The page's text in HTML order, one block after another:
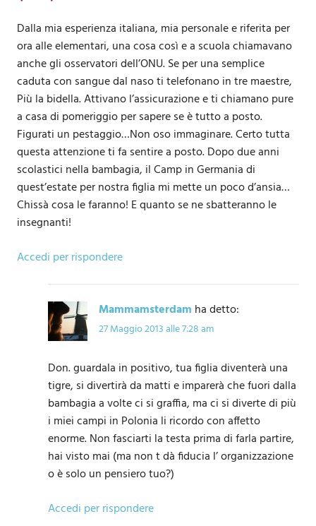
Dalla mia esperienza italiana, mia personale e riferita per
ora alle elementari, una cosa così e a scuola chiamavano
anche gli osservatori dell’ONU. Se per una semplice
caduta con sangue dal naso ti telefonano in tre maestre,
Più la bidella. Attivano l’assicurazione e ti chiamano pure
a casa di pomeriggio per sapere se è tutto a posto.
Figurati un pestaggio…Non oso immaginare. Certo tutta
questa attenzione ti fa sentire a posto. Dopo due anni
scolastici nella bambagia, il Camp in Germania di
quest’estate per nostra figlia mi mette un poco d’ansia…
Chissà cosa le faranno! E quanto se ne sbatteranno le
insegnanti!
Accedi per rispondere
Mammamsterdam ha detto:
27 Maggio 2013 alle 7:28 am
Don. guardala in positivo, tua figlia diventerà una
tigre, si divertirà da matti e imparerà che fuori dalla
bambagia a volte ci si graffia, ma ci si diverte di più
i miei campi in Polonia li ricordo con affetto
enorme. Non fasciarti la testa prima di farla partire,
hai visto mai (ma non t dà fiducia l’ organizzazione
o è solo un pensiero tuo?)
Accedi per rispondere